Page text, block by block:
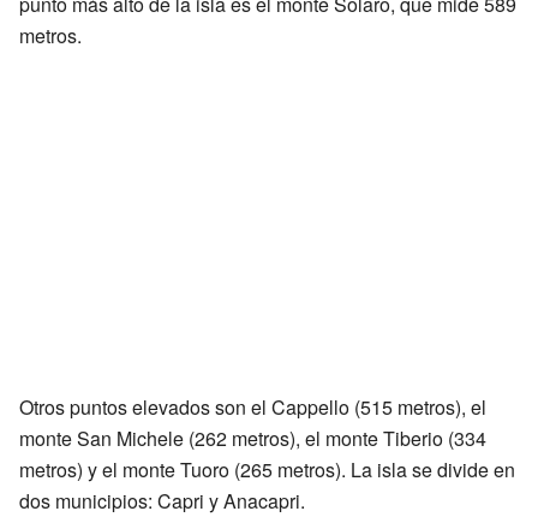
metros.
Otros puntos elevados son el Cappello (515 metros), el
monte San Michele (262 metros), el monte Tiberio (334
metros) y el monte Tuoro (265 metros). La isla se divide en
dos municipios: Capri y Anacapri.